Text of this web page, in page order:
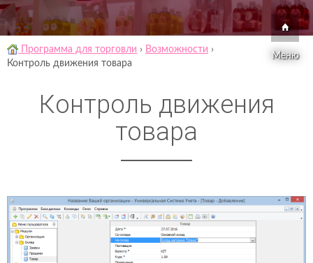
Меню
Программа для торговли › Возможности ›
Контроль движения товара
Контроль движения
товара